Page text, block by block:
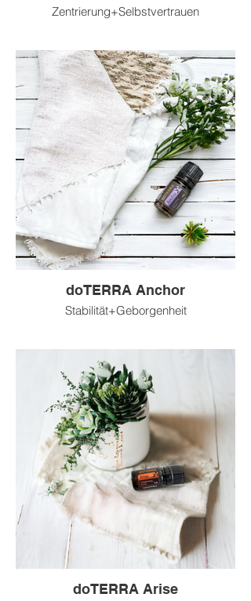
Zentrierung+Selbstvertrauen
doTERRA Anchor
Stabilität+Geborgenheit
doTERRA Arise